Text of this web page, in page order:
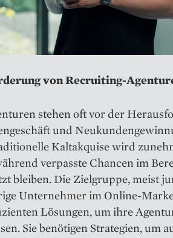
von Recruiting-
stehen oft vor der
und
Kaltakquise wird
verpasste Chancen im
bleiben. Die Zielgruppe, meist
Unternehmer im Online-
Lösungen, um ihre
Sie benötigen Strategien, um